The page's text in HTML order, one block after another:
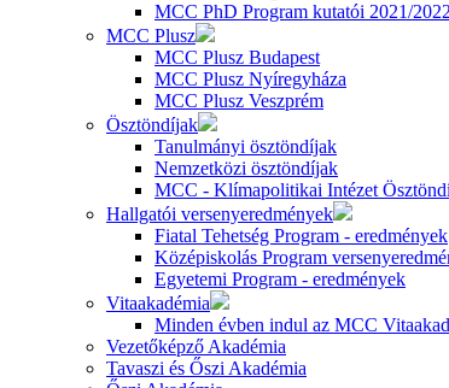
MCC PhD Program kutatói 2021/2022
MCC Plusz
MCC Plusz Budapest
MCC Plusz Nyíregyháza
MCC Plusz Veszprém
Ösztöndíjak
Tanulmányi ösztöndíjak
Nemzetközi ösztöndíjak
MCC - Klímapolitikai Intézet
Hallgatói versenyeredmények
Fiatal Tehetség Program - eredmények
Középiskolás Program
Egyetemi Program - eredmények
Vitaakadémia
Minden évben indul az MCC
Vezetőképző Akadémia
Tavaszi és Őszi Akadémia